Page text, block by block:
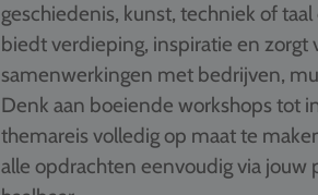
geschiedenis, kunst, techniek of
biedt verdieping, inspiratie en
samenwerkingen met bedrijven,
Denk aan boeiende workshops tot
themareis volledig op maat te
alle opdrachten eenvoudig via